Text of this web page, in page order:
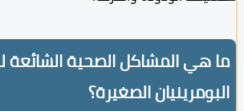
المشاكل الصحية الشائعة لكلاب
الصغيرة؟